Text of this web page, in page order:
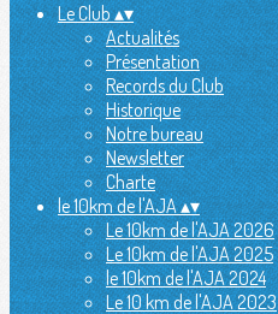
Le Club▴▾
Actualités
Présentation
Records du Club
Historique
Notre bureau
Newsletter
Charte
le 10km de l'AJA▴▾
Le 10km de l'AJA 2026
Le 10km de l'AJA 2025
le 10km de l'AJA 2024
Le 10 km de l'AJA 2023